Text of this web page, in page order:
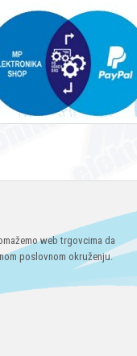
web trgovcima da
poslovnom okruženju.